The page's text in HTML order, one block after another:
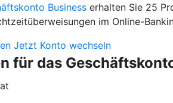
Business erhalten Sie 25
im Online-
Jetzt Konto wechseln
für das